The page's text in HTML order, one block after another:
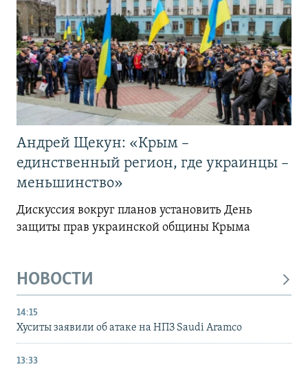
Андрей Щекун: «Крым –
единственный регион, где украинцы –
меньшинство»
Дискуссия вокруг планов установить День
защиты прав украинской общины Крыма
НОВОСТИ
14:15
Хуситы заявили об атаке на НПЗ Saudi Aramco
13:33